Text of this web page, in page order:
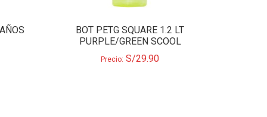
BOT PETG SQUARE 1.2 LT
PURPLE/GREEN SCOOL
Precio: S/29.90